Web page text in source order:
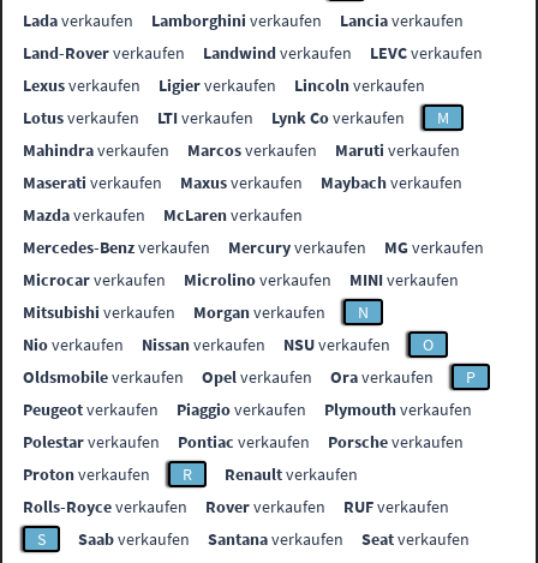
Ladaverkaufen Lamborghini verkaufen Lanciaverkaufen
Land-Roververkaufen Landwindverkaufen LEVCverkaufen
Lexusverkaufen Ligierverkaufen Lincolnverkaufen
Lotusverkaufen LTIverkaufen Lynk Coverkaufen
M
Mahindraverkaufen Marcosverkaufen Maruti verkaufen
Maserati verkaufen Maxusverkaufen Maybachverkaufen
Mazdaverkaufen McLarenverkaufen
Mercedes-Benzverkaufen Mercuryverkaufen MGverkaufen
Microcarverkaufen Microlinoverkaufen MINIverkaufen
Mitsubishi verkaufen Morganverkaufen
N
Nioverkaufen Nissanverkaufen NSUverkaufen
O
Oldsmobileverkaufen Opelverkaufen Oraverkaufen
P
Peugeotverkaufen Piaggioverkaufen Plymouthverkaufen
Polestarverkaufen Pontiac verkaufen Porscheverkaufen
Protonverkaufen R Renaultverkaufen
Rolls-Royceverkaufen Roververkaufen RUFverkaufen
S
Saabverkaufen Santanaverkaufen Seatverkaufen